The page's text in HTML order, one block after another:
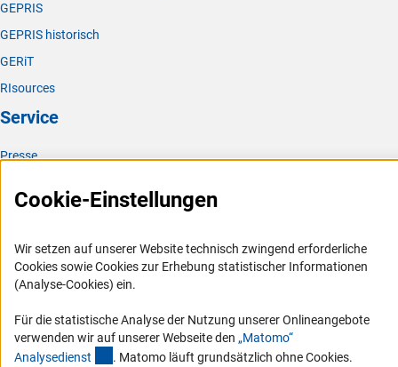
GEPRIS
GEPRIS historisch
GERiT
RIsources
Service
Presse
Karriere
RSS-Feeds
Compliance
Vergabeverfahren
Barrierefreiheit
Cookie-Einstellungen
Wir setzen auf unserer Website technisch zwingend erforderliche
Cookies sowie Cookies zur Erhebung statistischer Informationen
(Analyse-Cookies) ein.
Für die statistische Analyse der Nutzung unserer Onlineangebote
verwenden wir auf unserer Webseite den „Matomo“
Analysedienst (externer Link)
. Matomo läuft grundsätzlich ohne Cookies.